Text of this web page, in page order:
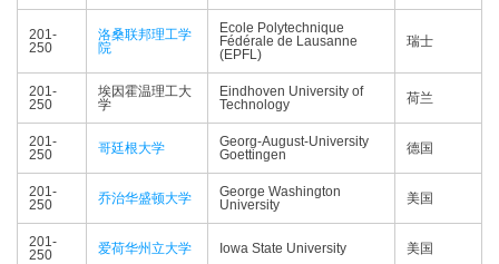
201-
250
洛桑联邦理工学
院
Ecole Polytechnique
Fédérale de Lausanne
(EPFL)
瑞士
201-
250
埃因霍温理工大
学
Eindhoven University of
Technology
荷兰
201-
250
哥廷根大学
Georg-August-University
Goettingen
德国
201-
250
乔治华盛顿大学
George Washington
University
美国
201-
250
爱荷华州立大学 Iowa State University 美国